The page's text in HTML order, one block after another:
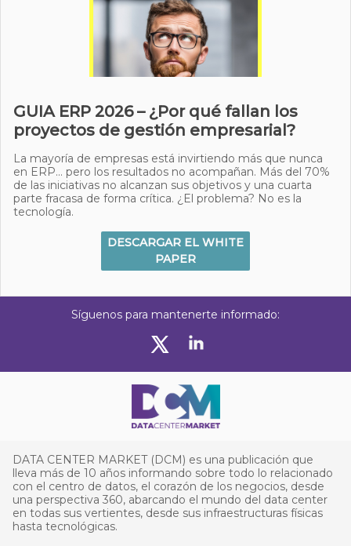
GUIA ERP 2026 – ¿Por qué fallan los
proyectos de gestión empresarial?
La mayoría de empresas está invirtiendo más que nunca
en ERP… pero los resultados no acompañan. Más del 70%
de las iniciativas no alcanzan sus objetivos y una cuarta
parte fracasa de forma crítica. ¿El problema? No es la
tecnología.
DESCARGAR EL WHITE
PAPER
Síguenos para mantenerte informado:
DATA CENTER MARKET (DCM) es una publicación que
lleva más de 10 años informando sobre todo lo relacionado
con el centro de datos, el corazón de los negocios, desde
una perspectiva 360, abarcando el mundo del data center
en todas sus vertientes, desde sus infraestructuras físicas
hasta tecnológicas.